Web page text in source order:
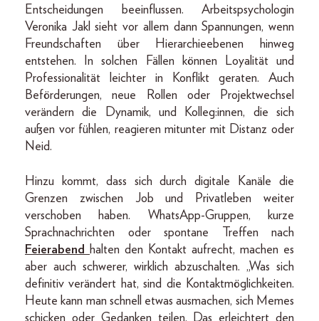
Entscheidungen beeinflussen. Arbeitspsychologin
Veronika Jakl sieht vor allem dann Spannungen, wenn
Freundschaften über Hierarchieebenen hinweg
entstehen. In solchen Fällen können Loyalität und
Professionalität leichter in Konflikt geraten. Auch
Beförderungen, neue Rollen oder Projektwechsel
verändern die Dynamik, und Kolleg:innen, die sich
außen vor fühlen, reagieren mitunter mit Distanz oder
Neid.
Hinzu kommt, dass sich durch digitale Kanäle die
Grenzen zwischen Job und Privatleben weiter
verschoben haben. WhatsApp-Gruppen, kurze
Sprachnachrichten oder spontane Treffen nach
Feierabend
halten den Kontakt aufrecht, machen es
aber auch schwerer, wirklich abzuschalten. „Was sich
definitiv verändert hat, sind die Kontaktmöglichkeiten.
Heute kann man schnell etwas ausmachen, sich Memes
schicken oder Gedanken teilen. Das erleichtert den